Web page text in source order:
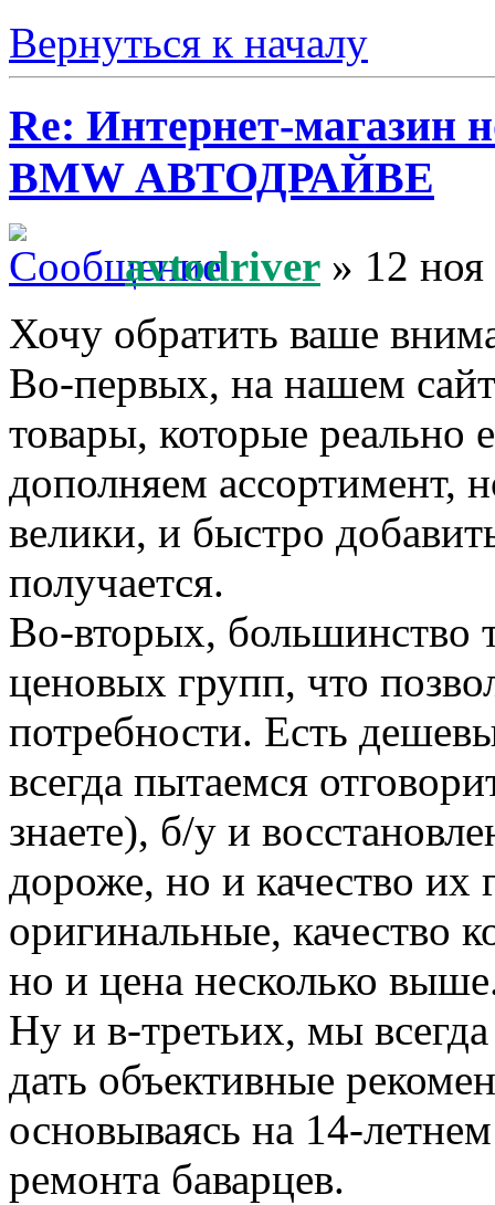
Вернуться к началу
Re: Интернет-магазин
BMW АВТОДРАЙВЕ
avtodriver » 12
Хочу обратить ваше
Во-первых, на нашем
товары, которые
дополняем ассортимент,
велики, и быстро
получается.
Во-вторых, большинство
ценовых групп, что
потребности. Есть
всегда пытаемся
знаете), б/у и
дороже, но и качество
оригинальные, качество
но и цена несколько
Ну и в-третьих, мы
дать объективные
основываясь на 14-
ремонта баварцев.